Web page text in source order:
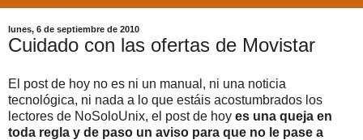
lunes, 6 de septiembre de 2010
Cuidado con las ofertas de Movistar
El post de hoy no es ni un manual, ni una noticia
tecnológica, ni nada a lo que estáis acostumbrados los
lectores de NoSoloUnix, el post de hoy es una queja en
toda regla y de paso un aviso para que no le pase a